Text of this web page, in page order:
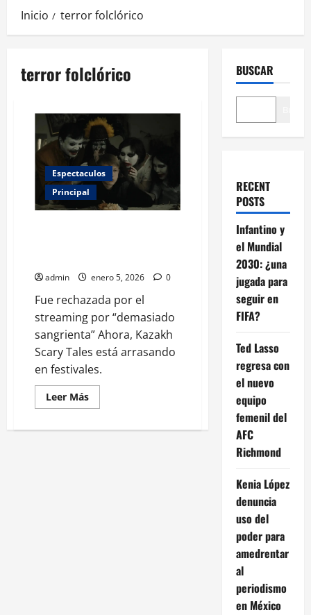
Inicio terror folclórico
terror folclórico
Espectaculos
Principal
admin enero 5, 2026 0
Fue rechazada por el
streaming por “demasiado
sangrienta” Ahora, Kazakh
Scary Tales está arrasando
en festivales.
Leer MásLeer
más
‘Kazakh
BUSCAR
RECENT
POSTS
Infantino y
el Mundial
2030: ¿una
jugada para
seguir en
FIFA?
Ted Lasso
regresa con
el nuevo
equipo
femenil del
AFC
Richmond
Kenia López
denuncia
uso del
poder para
amedrentar
al
periodismo
en México